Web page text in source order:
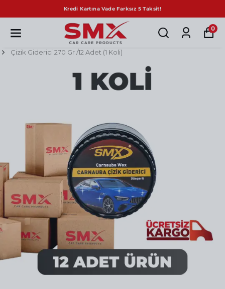
Kredi Kartına Vade Farksız 5 Taksit!
0
Çizik Giderici 270 Gr /12 Adet (1 Koli)